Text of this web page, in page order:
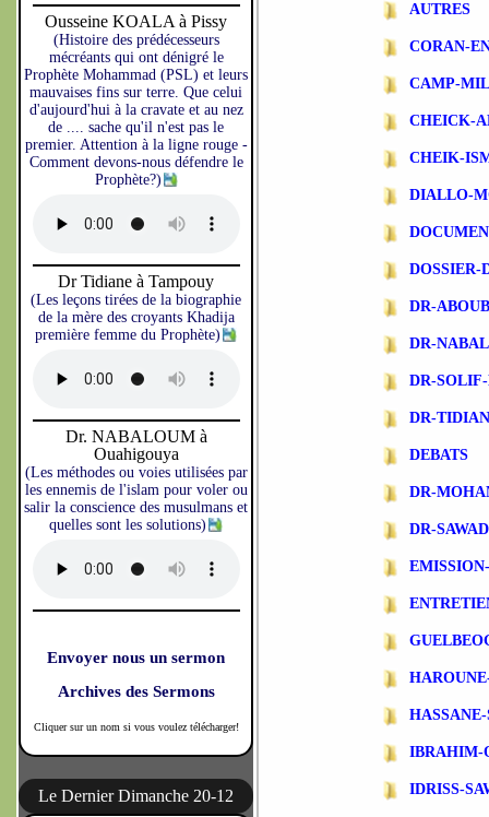
Ousseine KOALA à Pissy
(Histoire des prédécesseurs
mécréants qui ont dénigré le
Prophète Mohammad (PSL) et leurs
mauvaises fins sur terre. Que celui
d'aujourd'hui à la cravate et au nez
de .... sache qu'il n'est pas le
premier. Attention à la ligne rouge -
Comment devons-nous défendre le
Prophète?)
Dr Tidiane à Tampouy
(Les leçons tirées de la biographie
de la mère des croyants Khadija
première femme du Prophète)
Dr. NABALOUM à
Ouahigouya
(Les méthodes ou voies utilisées par
les ennemis de l'islam pour voler ou
salir la conscience des musulmans et
quelles sont les solutions)
Envoyer nous un sermon
Archives des Sermons
Cliquer sur un nom si vous voulez télécharger!
Le Dernier Dimanche 20-12
AUTRES
CORAN-
CAMP-
CHEICK-
CHEIK-
DIALLO-
DOSSIER-
DR-
DR-
DR-
DR-
DEBATS
DR-
DR-
IBRAHIM-
IDRISS-